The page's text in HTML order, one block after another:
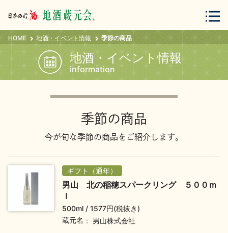
会員登録 ログイン
蔵元紀行 地酒カタログ
HOME 地酒・イベント情報 季節の商品
地酒・イベント情報
information
季節の商品
今が旬な季節の商品をご紹介します。
ギフト（通年）
男山 北の稲穂スパークリング ５００ｍ
ｌ
500ml
1577円(税抜き)
蔵元名
男山株式会社